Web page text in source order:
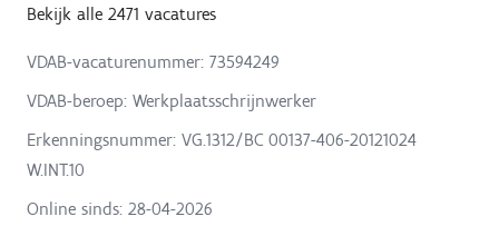
Bekijk alle 2471 vacatures
VDAB-vacaturenummer: 73594249
VDAB-beroep: Werkplaatsschrijnwerker
Erkenningsnummer: VG.1312/BC 00137-406-20121024
W.INT.10
Online sinds: 28-04-2026